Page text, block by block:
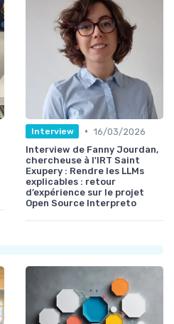
Interview • 16/03/2026
Interview de Fanny Jourdan,
chercheuse à l'IRT Saint
Exupery : Rendre les LLMs
explicables : retour
d’expérience sur le projet
Open Source Interpreto